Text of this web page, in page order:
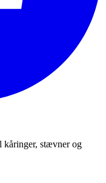
kåringer, stævner og